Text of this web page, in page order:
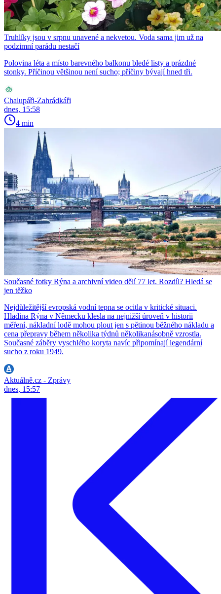
Truhlíky jsou v srpnu unavené a nekvetou. Voda sama jim už na
podzimní parádu nestačí
Polovina léta a místo barevného balkonu bledé listy a prázdné
stonky. Příčinou většinou není sucho; příčiny bývají hned tři.
Chalupáři-Zahrádkáři
dnes, 15:58
4 min
Současné fotky Rýna a archivní video dělí 77 let. Rozdíl? Hledá se
jen těžko
Nejdůležitější evropská vodní tepna se ocitla v kritické situaci.
Hladina Rýna v Německu klesla na nejnižší úroveň v historii
měření, nákladní lodě mohou plout jen s pětinou běžného nákladu a
cena přepravy během několika týdnů několikanásobně vzrostla.
Současné záběry vyschlého koryta navíc připomínají legendární
sucho z roku 1949.
Aktuálně.cz - Zprávy
dnes, 15:57